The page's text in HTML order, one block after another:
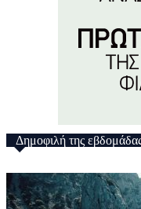
Δημοφιλή της